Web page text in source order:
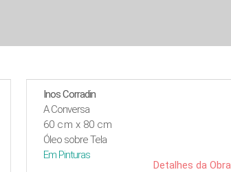
Inos Corradin
A Conversa
60 cm x 80 cm
Óleo sobre Tela
Em Pinturas
Detalhes da Obra